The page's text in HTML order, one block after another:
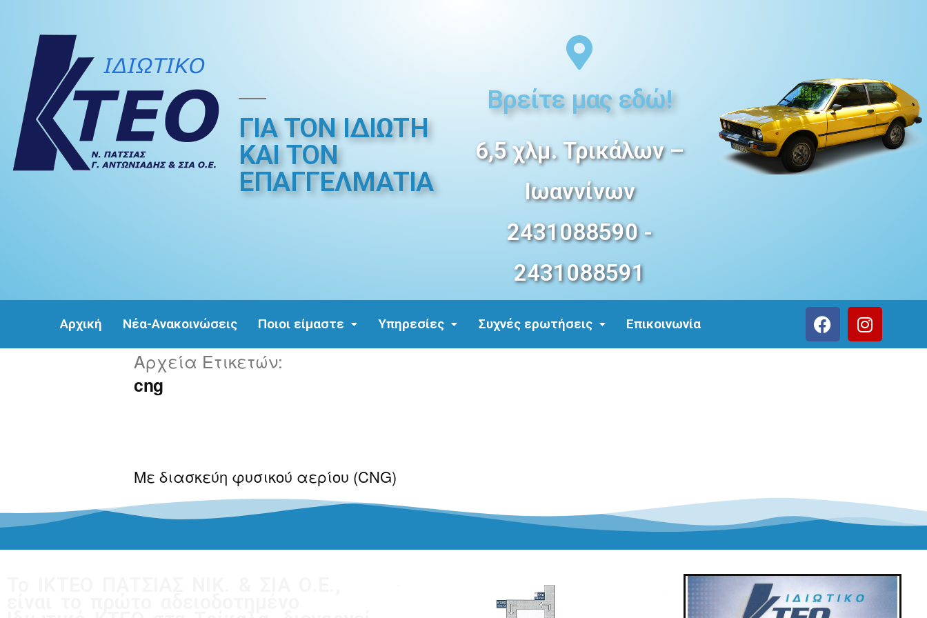
ΓΙΑ ΤΟΝ ΙΔΙΩΤΗ
ΚΑΙ ΤΟΝ
ΕΠΑΓΓΕΛMΑΤΙΑ
Βρείτε μας εδώ!
6,5 χλμ. Τρικάλων –
Ιωαννίνων
2431088590 -
2431088591
Αρχική Νέα-Ανακοινώσεις Ποιοι είμαστε Υπηρεσίες Συχνές ερωτήσεις Επικοινωνία
Αρχεία Ετικετών:
cng
Με διασκεύη φυσικού αερίου (CNG)